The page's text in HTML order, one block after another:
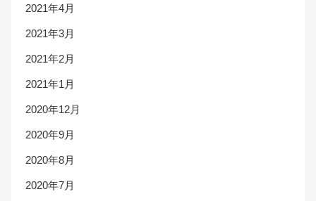
2021年4月
2021年3月
2021年2月
2021年1月
2020年12月
2020年9月
2020年8月
2020年7月